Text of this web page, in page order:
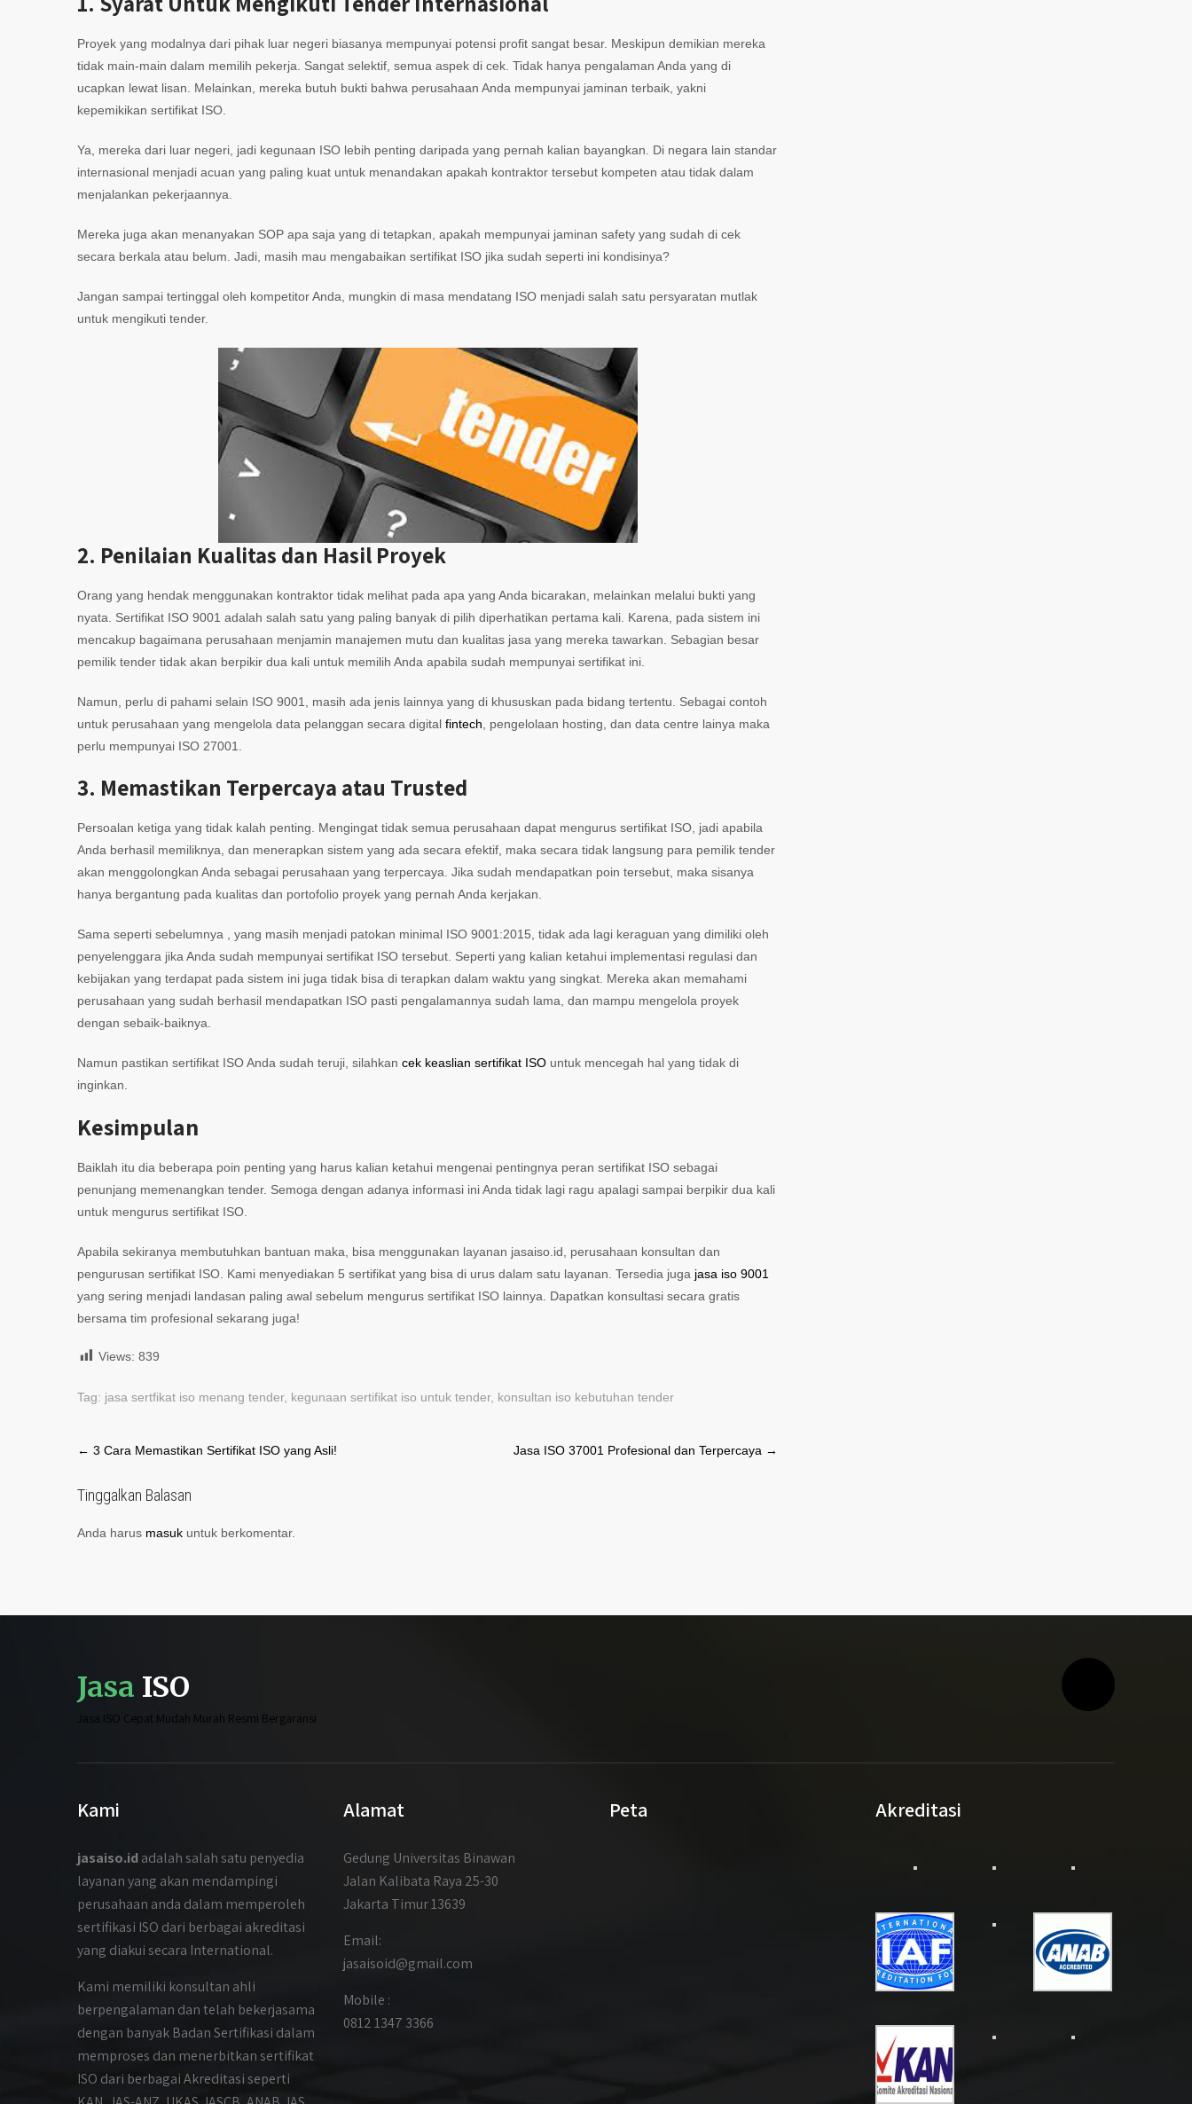
Proyek yang modalnya dari pihak luar negeri biasanya mempunyai potensi profit sangat besar. Meskipun demikian mereka
tidak main-main dalam memilih pekerja. Sangat selektif, semua aspek di cek. Tidak hanya pengalaman Anda yang di
ucapkan lewat lisan. Melainkan, mereka butuh bukti bahwa perusahaan Anda mempunyai jaminan terbaik, yakni
kepemikikan sertifikat ISO.
Ya, mereka dari luar negeri, jadi kegunaan ISO lebih penting daripada yang pernah kalian bayangkan. Di negara lain standar
internasional menjadi acuan yang paling kuat untuk menandakan apakah kontraktor tersebut kompeten atau tidak dalam
menjalankan pekerjaannya.
Mereka juga akan menanyakan SOP apa saja yang di tetapkan, apakah mempunyai jaminan safety yang sudah di cek
secara berkala atau belum. Jadi, masih mau mengabaikan sertifikat ISO jika sudah seperti ini kondisinya?
Jangan sampai tertinggal oleh kompetitor Anda, mungkin di masa mendatang ISO menjadi salah satu persyaratan mutlak
untuk mengikuti tender.
2. Penilaian Kualitas dan Hasil Proyek
Orang yang hendak menggunakan kontraktor tidak melihat pada apa yang Anda bicarakan, melainkan melalui bukti yang
nyata. Sertifikat ISO 9001 adalah salah satu yang paling banyak di pilih diperhatikan pertama kali. Karena, pada sistem ini
mencakup bagaimana perusahaan menjamin manajemen mutu dan kualitas jasa yang mereka tawarkan. Sebagian besar
pemilik tender tidak akan berpikir dua kali untuk memilih Anda apabila sudah mempunyai sertifikat ini.
Namun, perlu di pahami selain ISO 9001, masih ada jenis lainnya yang di khususkan pada bidang tertentu. Sebagai contoh
untuk perusahaan yang mengelola data pelanggan secara digital fintech , pengelolaan hosting, dan data centre lainya maka
perlu mempunyai ISO 27001.
3. Memastikan Terpercaya atau Trusted
Persoalan ketiga yang tidak kalah penting. Mengingat tidak semua perusahaan dapat mengurus sertifikat ISO, jadi apabila
Anda berhasil memiliknya, dan menerapkan sistem yang ada secara efektif, maka secara tidak langsung para pemilik tender
akan menggolongkan Anda sebagai perusahaan yang terpercaya. Jika sudah mendapatkan poin tersebut, maka sisanya
hanya bergantung pada kualitas dan portofolio proyek yang pernah Anda kerjakan.
Sama seperti sebelumnya , yang masih menjadi patokan minimal ISO 9001:2015, tidak ada lagi keraguan yang dimiliki oleh
penyelenggara jika Anda sudah mempunyai sertifikat ISO tersebut. Seperti yang kalian ketahui implementasi regulasi dan
kebijakan yang terdapat pada sistem ini juga tidak bisa di terapkan dalam waktu yang singkat. Mereka akan memahami
perusahaan yang sudah berhasil mendapatkan ISO pasti pengalamannya sudah lama, dan mampu mengelola proyek
dengan sebaik-baiknya.
Namun pastikan sertifikat ISO Anda sudah teruji, silahkan cek keaslian sertifikat ISO untuk mencegah hal yang tidak di
inginkan.
Kesimpulan
Baiklah itu dia beberapa poin penting yang harus kalian ketahui mengenai pentingnya peran sertifikat ISO sebagai
penunjang memenangkan tender. Semoga dengan adanya informasi ini Anda tidak lagi ragu apalagi sampai berpikir dua kali
untuk mengurus sertifikat ISO.
Apabila sekiranya membutuhkan bantuan maka, bisa menggunakan layanan jasaiso.id, perusahaan konsultan dan
pengurusan sertifikat ISO. Kami menyediakan 5 sertifikat yang bisa di urus dalam satu layanan. Tersedia juga jasa iso 9001
yang sering menjadi landasan paling awal sebelum mengurus sertifikat ISO lainnya. Dapatkan konsultasi secara gratis
bersama tim profesional sekarang juga!
Views: 839
Tag: jasa sertfikat iso menang tender, kegunaan sertifikat iso untuk tender, konsultan iso kebutuhan tender
Post
← 3 Cara Memastikan Sertifikat ISO yang Asli! Jasa ISO 37001 Profesional dan Terpercaya →
Tinggalkan Balasan
Anda harus masuk untuk berkomentar.
Jasa ISO
Jasa ISO Cepat Mudah Murah Resmi Bergaransi
Kami
jasaiso.idadalah salah satu penyedia
layanan yang akan mendampingi
perusahaan anda dalam memperoleh
sertifikasi ISO dari berbagai akreditasi
yang diakui secara International.
Kami memiliki konsultan ahli
berpengalaman dan telah bekerjasama
dengan banyak Badan Sertifikasi dalam
memproses dan menerbitkan sertifikat
ISO dari berbagai Akreditasi seperti
Alamat
Gedung Universitas Binawan
Jalan Kalibata Raya 25-30
Jakarta Timur 13639
Email:
jasaisoid@gmail.com
Mobile :
0812 1347 3366
Peta Akreditasi